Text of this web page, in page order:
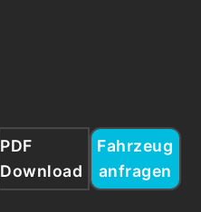
PDF
Download
Fahrzeug
anfragen